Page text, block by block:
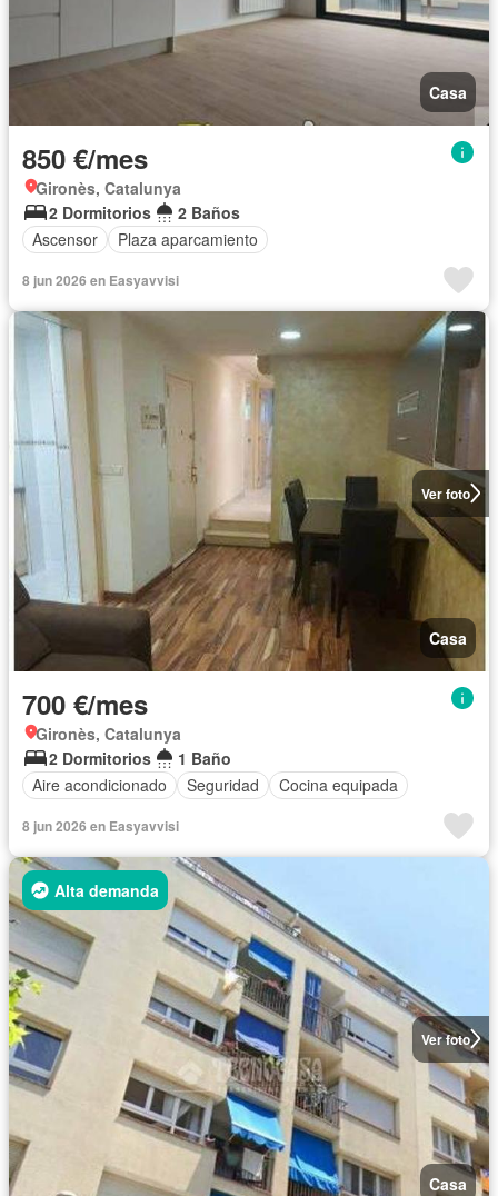
Casa
850 €/mes
Gironès, Catalunya
2 Dormitorios
2 Baños
Ascensor
Plaza aparcamiento
8 jun 2026 en Easyavvisi
Ver foto
Casa
700 €/mes
Gironès, Catalunya
2 Dormitorios
1 Baño
Aire acondicionado
Seguridad Cocina equipada
8 jun 2026 en Easyavvisi
Ver foto
Alta demanda
Casa